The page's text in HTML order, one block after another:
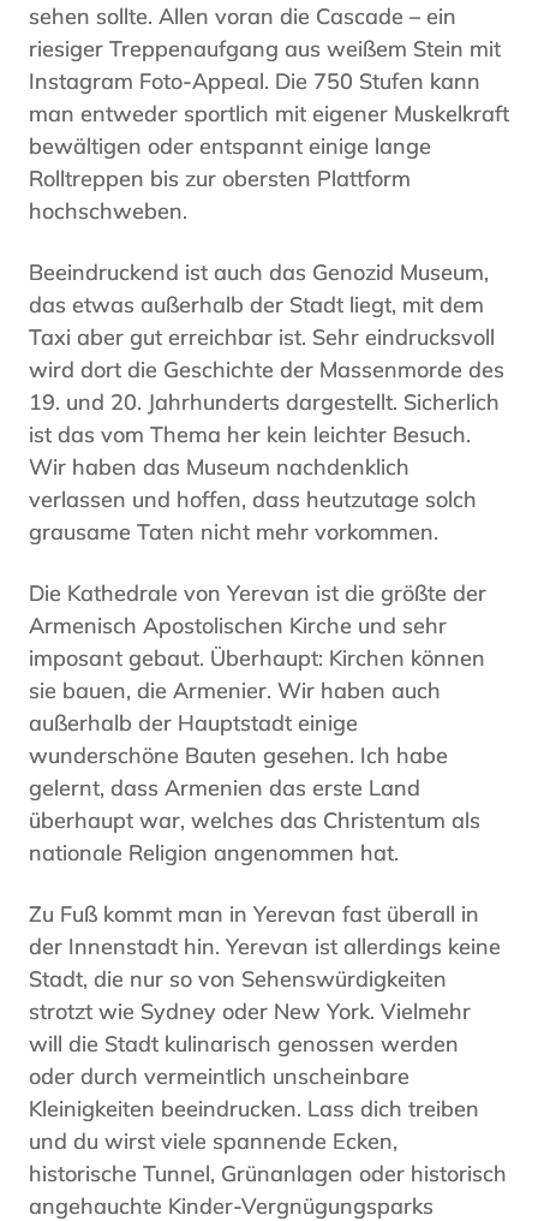
sehen sollte. Allen voran die Cascade – ein
riesiger Treppenaufgang aus weißem Stein mit
Instagram Foto-Appeal. Die 750 Stufen kann
man entweder sportlich mit eigener Muskelkraft
bewältigen oder entspannt einige lange
Rolltreppen bis zur obersten Plattform
hochschweben.
Beeindruckend ist auch das Genozid Museum,
das etwas außerhalb der Stadt liegt, mit dem
Taxi aber gut erreichbar ist. Sehr eindrucksvoll
wird dort die Geschichte der Massenmorde des
19. und 20. Jahrhunderts dargestellt. Sicherlich
ist das vom Thema her kein leichter Besuch.
Wir haben das Museum nachdenklich
verlassen und hoffen, dass heutzutage solch
grausame Taten nicht mehr vorkommen.
Die Kathedrale von Yerevan ist die größte der
Armenisch Apostolischen Kirche und sehr
imposant gebaut. Überhaupt: Kirchen können
sie bauen, die Armenier. Wir haben auch
außerhalb der Hauptstadt einige
wunderschöne Bauten gesehen. Ich habe
gelernt, dass Armenien das erste Land
überhaupt war, welches das Christentum als
nationale Religion angenommen hat.
Zu Fuß kommt man in Yerevan fast überall in
der Innenstadt hin. Yerevan ist allerdings keine
Stadt, die nur so von Sehenswürdigkeiten
strotzt wie Sydney oder New York. Vielmehr
will die Stadt kulinarisch genossen werden
oder durch vermeintlich unscheinbare
Kleinigkeiten beeindrucken. Lass dich treiben
und du wirst viele spannende Ecken,
historische Tunnel, Grünanlagen oder historisch
angehauchte Kinder-Vergnügungsparks